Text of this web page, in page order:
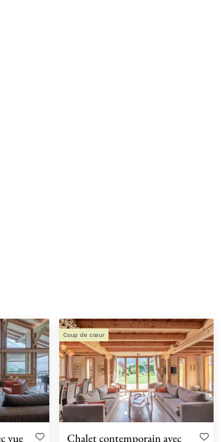
vue
Coup de cœur
Chalet contemporain avec